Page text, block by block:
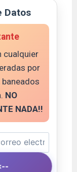
Datos
cualquier
por
NO
NADA!!